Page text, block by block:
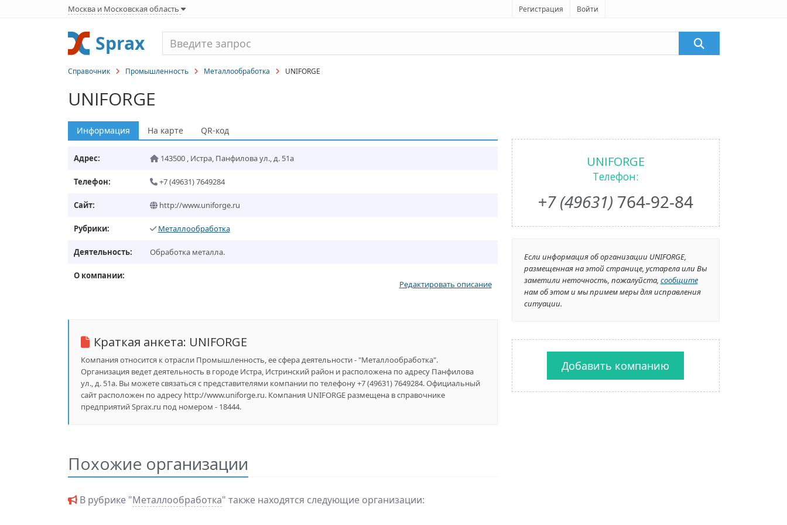
Москва и Московская область Регистрация Войти
Sprax
Справочник Промышленность Металлообработка UNIFORGE
UNIFORGE
Информация На карте QR-код
Адрес: 143500, Истра, Панфилова ул., д. 51а
Телефон: +7 (49631) 7649284
Сайт: http://www.uniforge.ru
Рубрики: Металлообработка
Деятельность: Обработка металла.
О компании:
Редактировать описание
Краткая анкета: UNIFORGE
Компания относится к отрасли Промышленность, ее сфера деятельности - "Металлообработка".
Организация ведет деятельность в городе Истра, Истринский район и расположена по адресу Панфилова
ул., д. 51а. Вы можете связаться с представителями компании по телефону +7 (49631) 7649284. Официальный
сайт расположен по адресу http://www.uniforge.ru. Компания UNIFORGE размещена в справочнике
предприятий Sprax.ru под номером - 18444.
Похожие организации
В рубрике "Металлообработка" также находятся следующие организации:
UNIFORGE
Телефон:
+7 (49631) 764-92-84
Если информация об организации UNIFORGE,
размещенная на этой странице, устарела или Вы
заметили неточность, пожалуйста, сообщите
нам об этом и мы примем меры для исправления
ситуации.
Добавить компанию